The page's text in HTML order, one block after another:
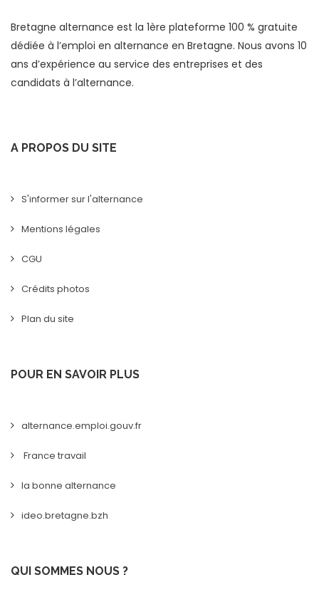
Bretagne alternance est la 1ère plateforme 100 % gratuite
dédiée à l’emploi en alternance en Bretagne. Nous avons 10
ans d’expérience au service des entreprises et des
candidats à l’alternance.
A PROPOS DU SITE
S'informer sur l'alternance
Mentions légales
CGU
Crédits photos
Plan du site
POUR EN SAVOIR PLUS
alternance.emploi.gouv.fr
France travail
la bonne alternance
ideo.bretagne.bzh
QUI SOMMES NOUS ?